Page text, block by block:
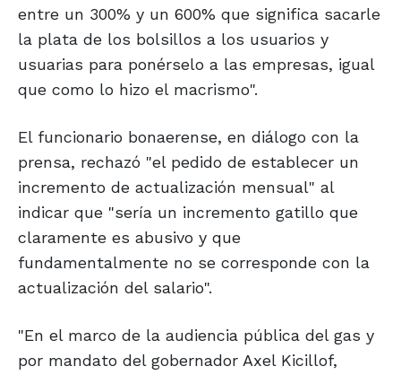
entre un 300% y un 600% que significa sacarle
la plata de los bolsillos a los usuarios y
usuarias para ponérselo a las empresas, igual
que como lo hizo el macrismo".
El funcionario bonaerense, en diálogo con la
prensa, rechazó "el pedido de establecer un
incremento de actualización mensual" al
indicar que "sería un incremento gatillo que
claramente es abusivo y que
fundamentalmente no se corresponde con la
actualización del salario".
"En el marco de la audiencia pública del gas y
por mandato del gobernador Axel Kicillof,